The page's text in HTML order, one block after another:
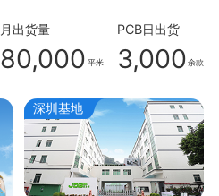
月出货量
80,000 平米
PCB日出货
3,000 余款
深圳基地